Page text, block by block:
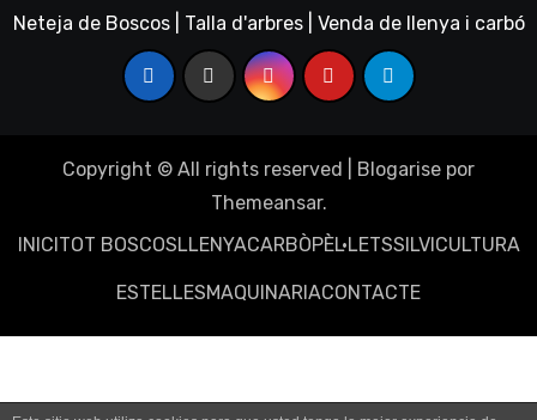
Neteja de Boscos | Talla d'arbres | Venda de llenya i carbó
Copyright © All rights reserved Blogarise por
Themeansar.
INICITOT BOSCOSLLENYACARBÒPÈL·LETSSILVICULTURA
ESTELLESMAQUINARIACONTACTE